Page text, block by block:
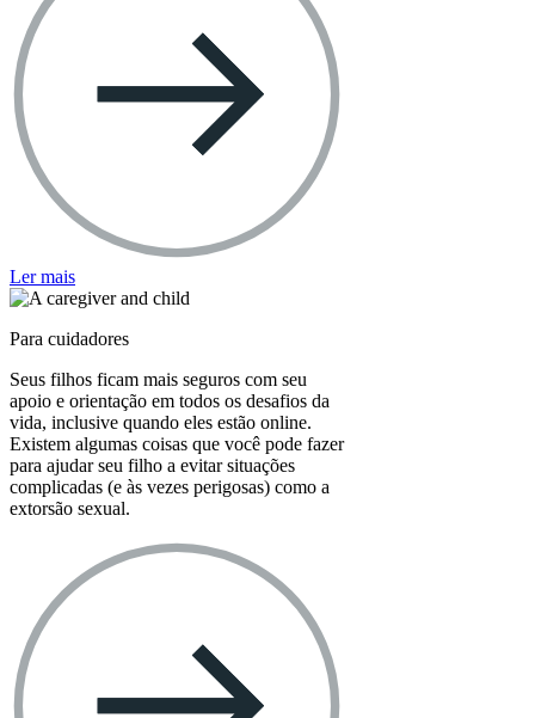
Ler mais
Para cuidadores
Seus filhos ficam mais seguros com seu
apoio e orientação em todos os desafios da
vida, inclusive quando eles estão online.
Existem algumas coisas que você pode fazer
para ajudar seu filho a evitar situações
complicadas (e às vezes perigosas) como a
extorsão sexual.